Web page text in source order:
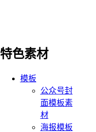
特色素材
模板
公众号封
面模板素
材
海报模板